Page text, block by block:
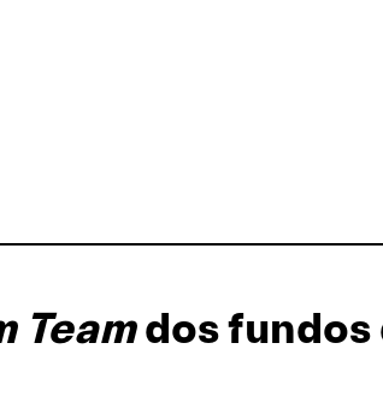
Teamdos fundos